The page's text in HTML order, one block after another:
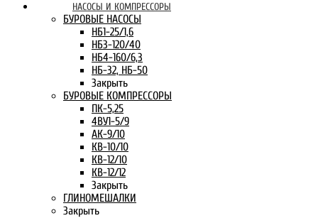
НАСОСЫ И КОМПРЕССОРЫ
БУРОВЫЕ НАСОСЫ
НБ1-25/1,6
НБ3-120/40
НБ4-160/6,3
НБ-32, НБ-50
Закрыть
БУРОВЫЕ КОМПРЕССОРЫ
ПК-5,25
4ВУ1-5/9
АК-9/10
КВ-10/10
КВ-12/10
КВ-12/12
Закрыть
ГЛИНОМЕШАЛКИ
Закрыть